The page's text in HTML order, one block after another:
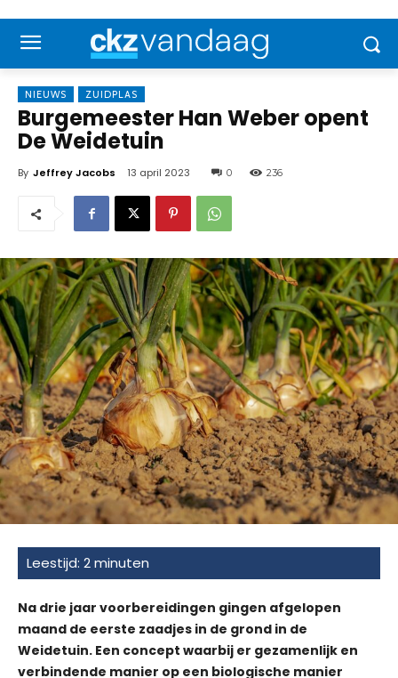
NIEUWS ZUIDPLAS
Burgemeester Han Weber opent
De Weidetuin
By Jeffrey Jacobs 13 april 2023 0 236
Na drie jaar voorbereidingen gingen afgelopen
maand de eerste zaadjes in de grond in de
Weidetuin. Een concept waarbij er gezamenlijk en
verbindende manier op een biologische manier